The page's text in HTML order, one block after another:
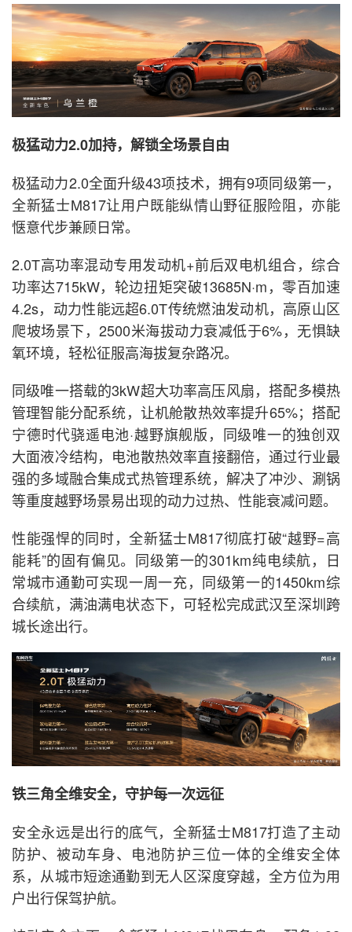
极猛动力2.0加持，解锁全场景自由
极猛动力2.0全面升级43项技术，拥有9项同级第一，
全新猛士M817让用户既能纵情山野征服险阻，亦能
惬意代步兼顾日常。
2.0T高功率混动专用发动机+前后双电机组合，综合
功率达715kW，轮边扭矩突破13685N·m，零百加速
4.2s，动力性能远超6.0T传统燃油发动机，高原山区
爬坡场景下，2500米海拔动力衰减低于6%，无惧缺
氧环境，轻松征服高海拔复杂路况。
同级唯一搭载的3kW超大功率高压风扇，搭配多模热
管理智能分配系统，让机舱散热效率提升65%；搭配
宁德时代骁遥电池·越野旗舰版，同级唯一的独创双
大面液冷结构，电池散热效率直接翻倍，通过行业最
强的多域融合集成式热管理系统，解决了冲沙、涮锅
等重度越野场景易出现的动力过热、性能衰减问题。
性能强悍的同时，全新猛士M817彻底打破“越野=高
能耗”的固有偏见。同级第一的301km纯电续航，日
常城市通勤可实现一周一充，同级第一的1450km综
合续航，满油满电状态下，可轻松完成武汉至深圳跨
城长途出行。
铁三角全维安全，守护每一次远征
安全永远是出行的底气，全新猛士M817打造了主动
防护、被动车身、电池防护三位一体的全维安全体
系，从城市短途通勤到无人区深度穿越，全方位为用
户出行保驾护航。